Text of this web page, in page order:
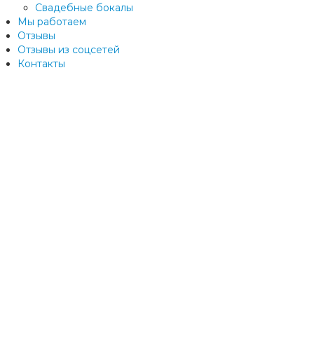
Свадебные бокалы
Мы работаем
Отзывы
Отзывы из соцсетей
Контакты